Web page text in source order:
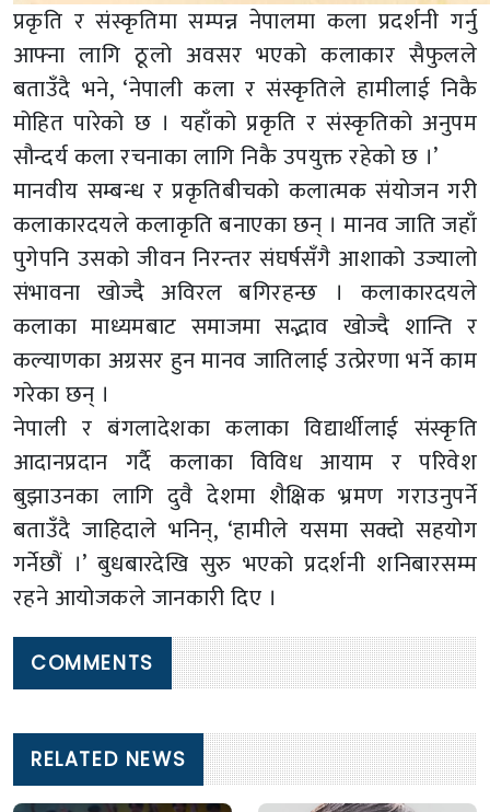
प्रकृति र संस्कृतिमा सम्पन्न नेपालमा कला प्रदर्शनी गर्नु
आफ्ना लागि ठूलो अवसर भएको कलाकार सैफुलले
बताउँदै भने, ‘नेपाली कला र संस्कृतिले हामीलाई निकै
मोहित पारेको छ । यहाँको प्रकृति र संस्कृतिको अनुपम
सौन्दर्य कला रचनाका लागि निकै उपयुक्त रहेको छ ।’
मानवीय सम्बन्ध र प्रकृतिबीचको कलात्मक संयोजन गरी
कलाकारदयले कलाकृति बनाएका छन् । मानव जाति जहाँ
पुगेपनि उसको जीवन निरन्तर संघर्षसँगै आशाको उज्यालो
संभावना खोज्दै अविरल बगिरहन्छ । कलाकारदयले
कलाका माध्यमबाट समाजमा सद्भाव खोज्दै शान्ति र
कल्याणका अग्रसर हुन मानव जातिलाई उत्प्रेरणा भर्ने काम
गरेका छन् ।
नेपाली र बंगलादेशका कलाका विद्यार्थीलाई संस्कृति
आदानप्रदान गर्दै कलाका विविध आयाम र परिवेश
बुझाउनका लागि दुवै देशमा शैक्षिक भ्रमण गराउनुपर्ने
बताउँदै जाहिदाले भनिन्, ‘हामीले यसमा सक्दो सहयोग
गर्नेछौं ।’ बुधबारदेखि सुरु भएको प्रदर्शनी शनिबारसम्म
रहने आयोजकले जानकारी दिए ।
COMMENTS
RELATED NEWS